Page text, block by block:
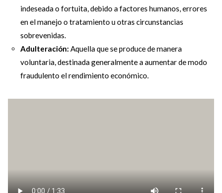
indeseada o fortuita, debido a factores humanos, errores
en el manejo o tratamiento u otras circunstancias
sobrevenidas.
Adulteración: Aquella que se produce de manera
voluntaria, destinada generalmente a aumentar de modo
fraudulento el rendimiento económico.